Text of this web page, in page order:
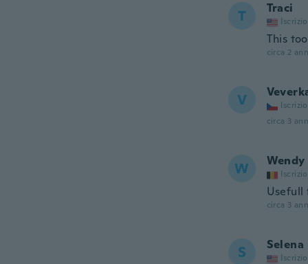
T Traci
This
circa 2
V
circa 3
W Wendy
Usefull
circa 3
S Selena